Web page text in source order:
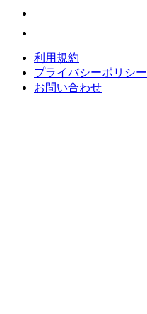
利用規約
プライバシーポリシー
お問い合わせ